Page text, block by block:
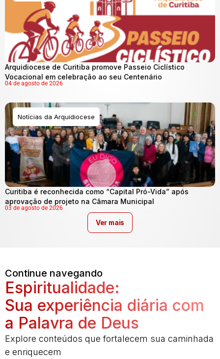
Arquidiocese de Curitiba promove Passeio Ciclístico
Vocacional em celebração ao seu Centenário
04 de agosto de 2026
Notícias da Arquidiocese
Curitiba é reconhecida como “Capital Pró-Vida” após
aprovação de projeto na Câmara Municipal
03 de agosto de 2026
Ver mais
Continue navegando
Espiritualidade:
Sua experiência diária com
a Palavra de Deus
Explore conteúdos que fortalecem sua caminhada
e enriquecem